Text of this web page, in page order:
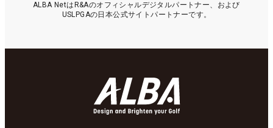
ALBA NetはR&Aのオフィシャルデジタルパートナー、および
USLPGAの日本公式サイトパートナーです。